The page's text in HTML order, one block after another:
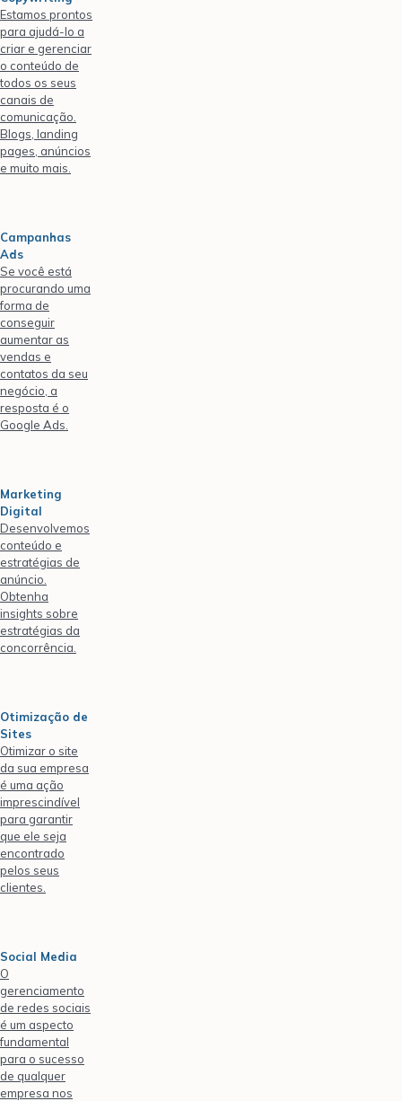
Estamos prontos
para ajudá-lo a
criar e gerenciar
o conteúdo de
todos os seus
canais de
comunicação.
Blogs, landing
pages, anúncios
e muito mais.
Campanhas
Ads
Se você está
procurando uma
forma de
conseguir
aumentar as
vendas e
contatos da seu
negócio, a
resposta é o
Google Ads.
Marketing
Digital
Desenvolvemos
conteúdo e
estratégias de
anúncio.
Obtenha
insights sobre
estratégias da
concorrência.
Otimização de
Sites
Otimizar o site
da sua empresa
é uma ação
imprescindível
para garantir
que ele seja
encontrado
pelos seus
clientes.
Social Media
O
gerenciamento
de redes sociais
é um aspecto
fundamental
para o sucesso
de qualquer
empresa nos